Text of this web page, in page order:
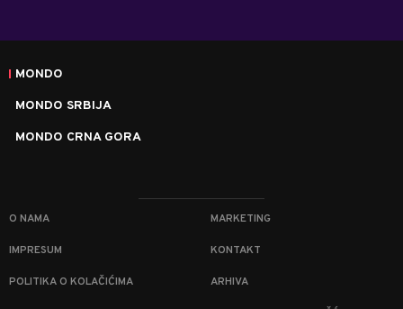
MONDO
MONDO SRBIJA
MONDO CRNA GORA
O NAMA MARKETING
IMPRESUM KONTAKT
POLITIKA O KOLAČIĆIMA ARHIVA